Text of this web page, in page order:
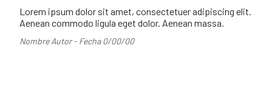
Lorem ipsum dolor sit amet, consectetuer adipiscing elit.
Aenean commodo ligula eget dolor. Aenean massa.
Nombre Autor - Fecha 0/00/00